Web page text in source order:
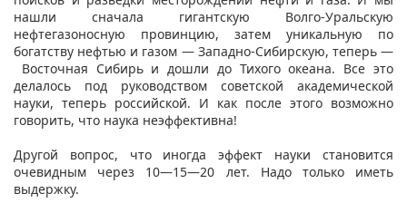
нашли сначала гигантскую Волго-Уральскую
нефтегазоносную провинцию, затем уникальную по
богатству нефтью и газом — Западно-Сибирскую, теперь —
Восточная Сибирь и дошли до Тихого океана. Все это
делалось под руководством советской академической
науки, теперь российской. И как после этого возможно
говорить, что наука неэффективна!
Другой вопрос, что иногда эффект науки становится
очевидным через 10—15—20 лет. Надо только иметь
выдержку.